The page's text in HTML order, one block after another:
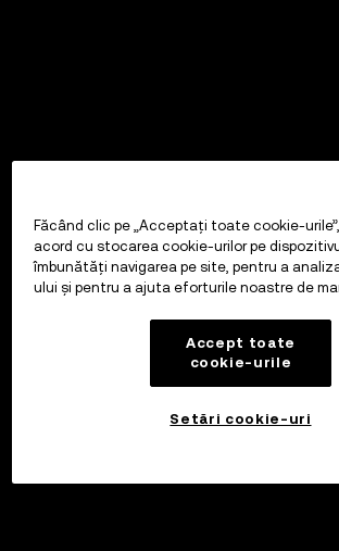
Făcând clic pe „Acceptați toate cookie-
acord cu stocarea cookie-urilor pe
îmbunătăți navigarea pe site, pentru a
ului și pentru a ajuta eforturile noastre de
Accept toate
cookie-urile
Setări cookie-uri